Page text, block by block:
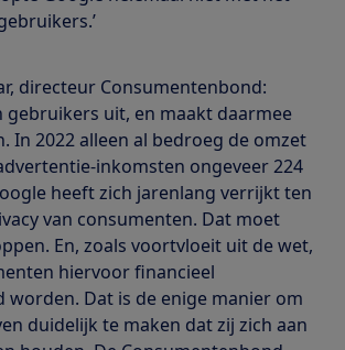
directeur Consumentenbond:
gebruikers uit, en maakt daarmee
In 2022 alleen al bedroeg de omzet
inkomsten ongeveer 224
heeft zich jarenlang verrijkt ten
van consumenten. Dat moet
En, zoals voortvloeit uit de wet,
hiervoor financieel
worden. Dat is de enige manier om
duidelijk te maken dat zij zich aan